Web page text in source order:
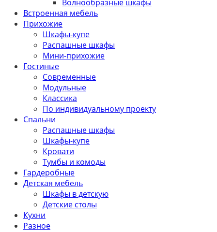
Волнообразные шкафы
Встроенная мебель
Прихожие
Шкафы-купе
Распашные шкафы
Мини-прихожие
Гостиные
Современные
Модульные
Классика
По индивидуальному проекту
Спальни
Распашные шкафы
Шкафы-купе
Кровати
Тумбы и комоды
Гардеробные
Детская мебель
Шкафы в детскую
Детские столы
Кухни
Разное